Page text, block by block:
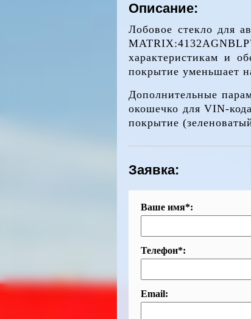
Описание:
Лобовое стекло для
характеристикам и
покрытие уменьшает
Дополнительные
окошечко для VIN-
покрытие
Заявка:
Ваше имя*:
Телефон*:
Email: